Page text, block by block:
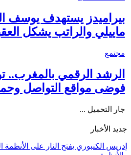
بيراميدز يستهدف يوسف
ماييلي والراتب يشكل
مجتمع
الرشد الرقمي بالمغرب..
فوضى مواقع التواصل
جار التحميل ...
جديد الأخبار
إدريس الكنبوري يفتح النار على الأنظمة